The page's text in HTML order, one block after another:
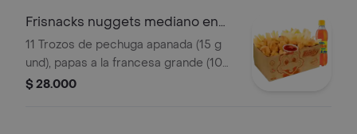
Frisnacks nuggets mediano en
caja
11 Trozos de pechuga apanada (15 g
und), papas a la francesa grande (100
g), gaseosa (400 ml)
$ 28.000